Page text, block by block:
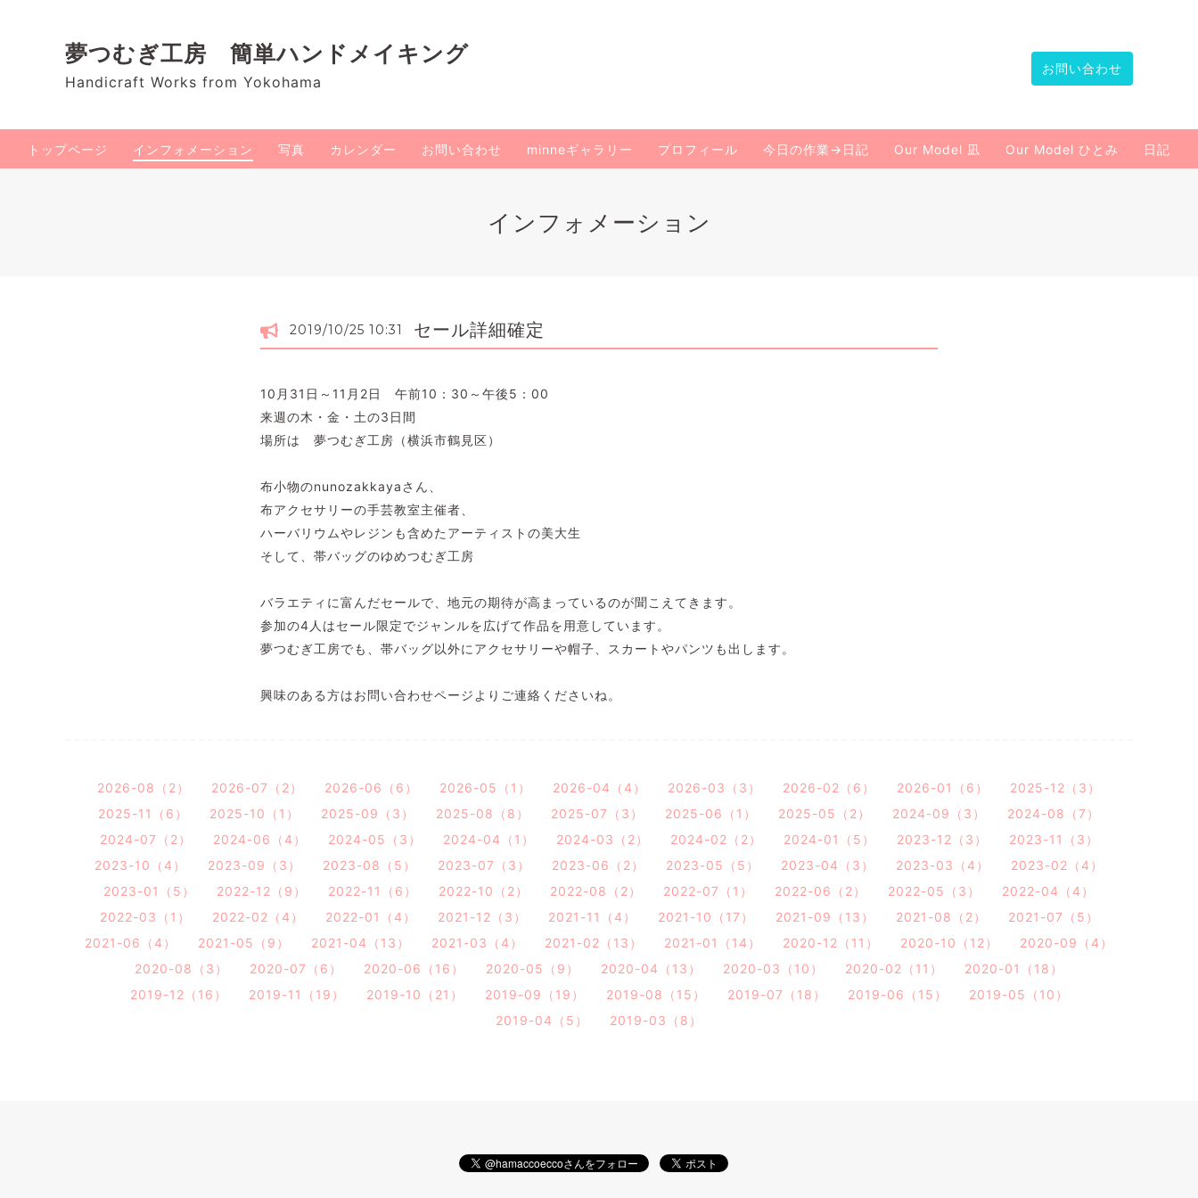
夢つむぎ工房 簡単ハンドメイキング
Handicraft Works from Yokohama
お問い合わせ
トップページ インフォメーション 写真 カレンダー お問い合わせ minneギャラリー プロフィール 今日の作業→日記 Our Model 凪 Our Model ひとみ 日記
インフォメーション
2019/10/25 10:31 セール詳細確定
10月31日～11月2日 午前10：30～午後5：00
来週の木・金・土の3日間
場所は 夢つむぎ工房（横浜市鶴見区）
布小物のnunozakkayaさん、
布アクセサリーの手芸教室主催者、
ハーバリウムやレジンも含めたアーティストの美大生
そして、帯バッグのゆめつむぎ工房
バラエティに富んだセールで、地元の期待が高まっているのが聞こえてきます。
参加の4人はセール限定でジャンルを広げて作品を用意しています。
夢つむぎ工房でも、帯バッグ以外にアクセサリーや帽子、スカートやパンツも出します。
興味のある方はお問い合わせページよりご連絡くださいね。
2026-08（2） 2026-07（2） 2026-06（6） 2026-05（1） 2026-04（4） 2026-03（3） 2026-02（6） 2026-01（6）
2025-12（3）
2025-11（6）
2025-10（1） 2025-09（3） 2025-08（8） 2025-07（3） 2025-06（1） 2025-05（2） 2024-09（3）
2024-08（7）
2024-07（2）
2024-06（4） 2024-05（3） 2024-04（1） 2024-03（2） 2024-02（2） 2024-01（5） 2023-12（3）
2023-11（3）
2023-10（4）
2023-09（3） 2023-08（5） 2023-07（3） 2023-06（2） 2023-05（5） 2023-04（3） 2023-03（4）
2023-02（4）
2023-01（5）
2022-12（9） 2022-11（6） 2022-10（2） 2022-08（2） 2022-07（1） 2022-06（2） 2022-05（3）
2022-04（4）
2022-03（1）
2022-02（4） 2022-01（4） 2021-12（3） 2021-11（4） 2021-10（17） 2021-09（13） 2021-08（2）
2021-07（5）
2021-06（4）
2021-05（9） 2021-04（13） 2021-03（4） 2021-02（13） 2021-01（14） 2020-12（11） 2020-10（12）
2020-09（4）
2020-08（3）
2020-07（6） 2020-06（16） 2020-05（9） 2020-04（13） 2020-03（10） 2020-02（11）
2020-01（18）
2019-12（16）
2019-11（19） 2019-10（21） 2019-09（19） 2019-08（15） 2019-07（18） 2019-06（15）
2019-05（10）
2019-04（5）
2019-03（8）